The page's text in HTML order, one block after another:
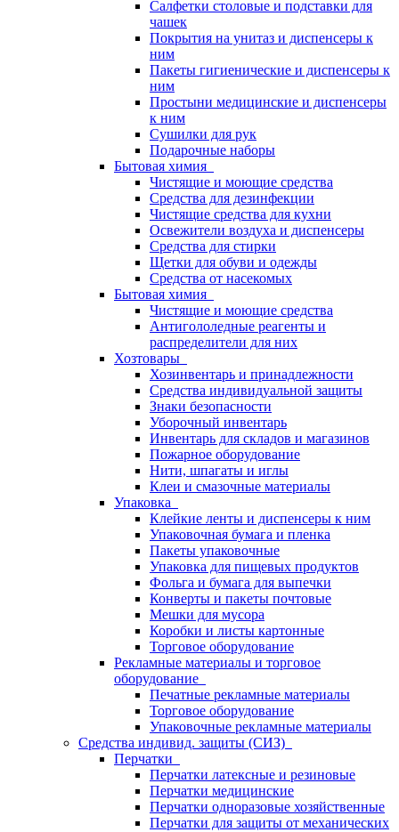
Салфетки столовые и подставки для
чашек
Покрытия на унитаз и диспенсеры к
ним
Пакеты гигиенические и диспенсеры к
ним
Простыни медицинские и диспенсеры
к ним
Сушилки для рук
Подарочные наборы
Бытовая химия
Чистящие и моющие средства
Средства для дезинфекции
Чистящие средства для кухни
Освежители воздуха и диспенсеры
Средства для стирки
Щетки для обуви и одежды
Средства от насекомых
Бытовая химия
Чистящие и моющие средства
Антигололедные реагенты и
распределители для них
Хозтовары
Хозинвентарь и принадлежности
Средства индивидуальной защиты
Знаки безопасности
Уборочный инвентарь
Инвентарь для складов и магазинов
Пожарное оборудование
Нити, шпагаты и иглы
Клеи и смазочные материалы
Упаковка
Клейкие ленты и диспенсеры к ним
Упаковочная бумага и пленка
Пакеты упаковочные
Упаковка для пищевых продуктов
Фольга и бумага для выпечки
Конверты и пакеты почтовые
Мешки для мусора
Коробки и листы картонные
Торговое оборудование
Рекламные материалы и торговое
оборудование
Печатные рекламные материалы
Торговое оборудование
Упаковочные рекламные материалы
Средства индивид. защиты (СИЗ)
Перчатки
Перчатки латексные и резиновые
Перчатки медицинские
Перчатки одноразовые хозяйственные
Перчатки для защиты от механических